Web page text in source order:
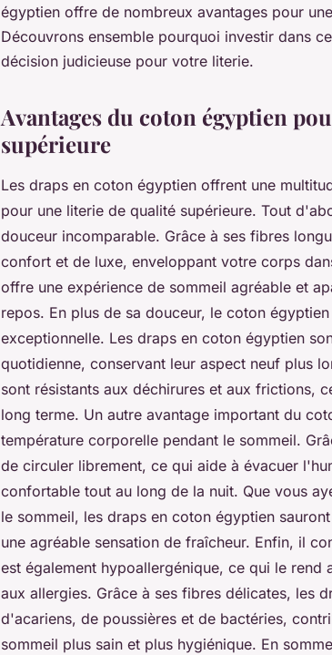
égyptien offre de nombreux avantages pour
Découvrons ensemble pourquoi investir dans
décision judicieuse pour votre literie.
Avantages du coton égyptien
supérieure
Les draps en coton égyptien offrent une
pour une literie de qualité supérieure. Tout
douceur incomparable. Grâce à ses fibres
confort et de luxe, enveloppant votre corps
offre une expérience de sommeil agréable et
repos. En plus de sa douceur, le coton
exceptionnelle. Les draps en coton égyptien
quotidienne, conservant leur aspect neuf plus
sont résistants aux déchirures et aux frictions,
long terme. Un autre avantage important du
température corporelle pendant le sommeil.
de circuler librement, ce qui aide à évacuer
confortable tout au long de la nuit. Que vous
le sommeil, les draps en coton égyptien
une agréable sensation de fraîcheur. Enfin, il
est également hypoallergénique, ce qui le rend
aux allergies. Grâce à ses fibres délicates, les
d'acariens, de poussières et de bactéries,
sommeil plus sain et plus hygiénique. En